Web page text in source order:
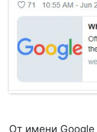
От имени Google